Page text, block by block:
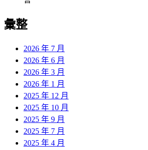
彙整
2026 年 7 月
2026 年 6 月
2026 年 3 月
2026 年 1 月
2025 年 12 月
2025 年 10 月
2025 年 9 月
2025 年 7 月
2025 年 4 月